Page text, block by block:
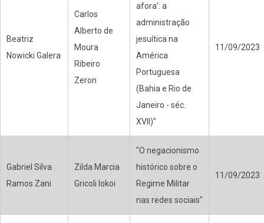
Beatriz
Nowicki Galera
Carlos
Alberto de
Moura
Ribeiro
Zeron
afora’: a
administração
jesuítica na
América
Portuguesa
(Bahia e Rio de
Janeiro - séc.
XVII)"
11/09/2023
Gabriel Silva
Ramos Zani
Zilda Marcia
Gricoli Iokoi
"O negacionismo
histórico sobre o
Regime Militar
nas redes sociais"
11/09/2023